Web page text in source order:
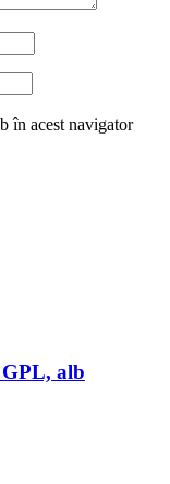
în acest navigator
alb